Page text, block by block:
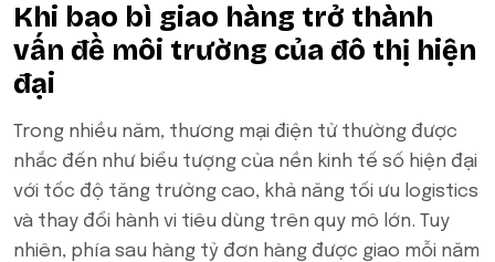
Khi bao bì giao hàng trở thành
vấn đề môi trường của đô thị hiện
đại
Trong nhiều năm, thương mại điện tử thường được
nhắc đến như biểu tượng của nền kinh tế số hiện đại
với tốc độ tăng trưởng cao, khả năng tối ưu logistics
và thay đổi hành vi tiêu dùng trên quy mô lớn. Tuy
nhiên, phía sau hàng tỷ đơn hàng được giao mỗi năm